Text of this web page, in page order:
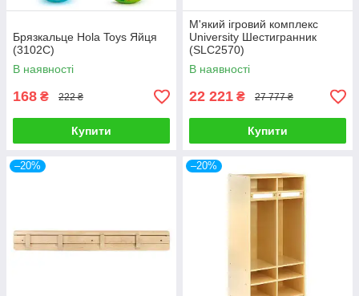
Брязкальце Hola Toys Яйця
(3102C)
В наявності
168 ₴ 222 ₴
Купити
М'який ігровий комплекс
University Шестигранник
(SLC2570)
В наявності
22 221 ₴ 27 777 ₴
Купити
–20% –20%